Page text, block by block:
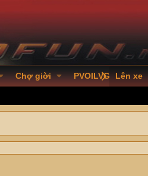
Chợ giời PVOILVGC2026
Lên xe